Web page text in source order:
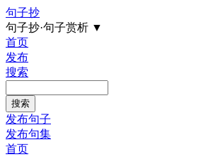
句子抄
句子抄·句子赏析 ▼
首页
发布
搜索
发布句子
发布句集
首页